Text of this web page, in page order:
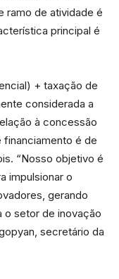
ramo de atividade é
principal é
+ taxação de
considerada a
à concessão
é de
“Nosso objetivo é
impulsionar o
gerando
setor de inovação
secretário da